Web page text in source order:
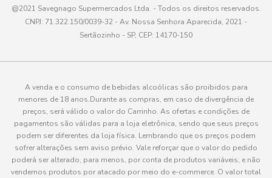
@2021 Savegnago Supermercados Ltda. - Todos os direitos reservados.
CNPJ: 71.322.150/0039-32 - Av. Nossa Senhora Aparecida, 2021 -
Sertãozinho - SP, CEP: 14170-150
A venda e o consumo de bebidas alcoólicas são proibidos para
menores de 18 anos.Durante as compras, em caso de divergência de
preços, será válido o valor do Carrinho. As ofertas e condições de
pagamentos são válidas para a loja eletrônica, sendo que seus preços
podem ser diferentes da loja física. Lembrando que os preços podem
sofrer alterações sem aviso prévio. Vale reforçar que o valor do pedido
poderá ser alterado, para menos, por conta de produtos variáveis; e não
vendemos produtos por atacado por meio do e-commerce. O valor total